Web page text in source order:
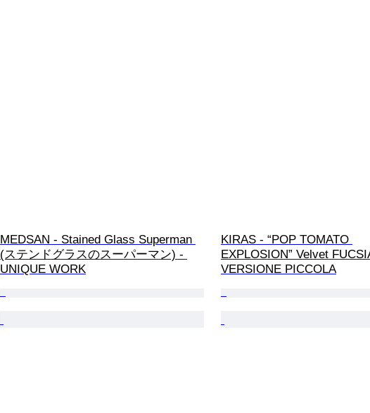
MEDSAN - Stained Glass Superman
(ステンドグラスのスーパーマン) -
UNIQUE WORK
KIRAS - “POP TOMATO
EXPLOSION” Velvet
VERSIONE PICCOLA